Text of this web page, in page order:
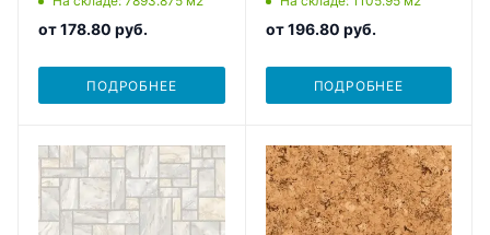
от178.80 руб.
ПОДРОБНЕЕ
от196.80 руб.
ПОДРОБНЕЕ